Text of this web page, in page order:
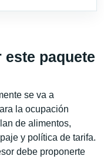
paquete
se va a
la ocupación
de alimentos,
y política de tarifa.
debe proponerte